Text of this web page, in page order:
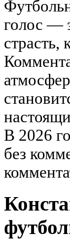
голос —
В 2026
без